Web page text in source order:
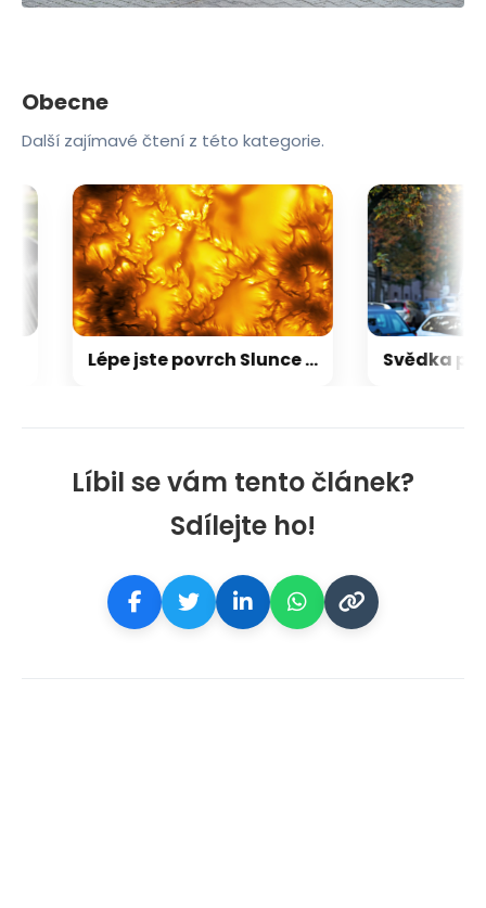
Líbil se vám tento článek?
Sdílejte ho!
Obecne
Další zajímavé čtení z této kategorie.
Lépe jste povrch Slunce ještě neviděli: prohlédněte si žhavé vířivé obrazce